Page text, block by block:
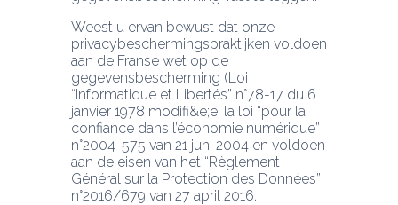
Weest u ervan bewust dat onze
privacybeschermingspraktijken voldoen
aan de Franse wet op de
gegevensbescherming (Loi
“Informatique et Libertés” n°78-17 du 6
janvier 1978 modifi&e;e, la loi “pour la
confiance dans l’économie numérique”
n°2004-575 van 21 juni 2004 en voldoen
aan de eisen van het “Règlement
Général sur la Protection des Données”
n°2016/679 van 27 april 2016.